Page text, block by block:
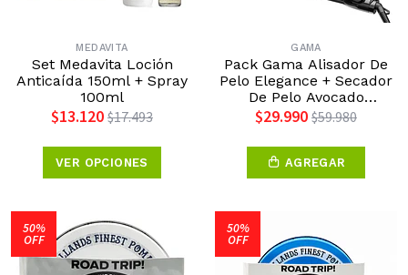
MEDAVITA
Set Medavita Loción
Anticaída 150ml + Spray
100ml
$13.120 $17.493
VER OPCIONES
GAMA
Pack Gama Alisador De
Pelo Elegance + Secador
De Pelo Avocado
Macadamia
$29.990 $59.980
AGREGAR
50%
OFF
50%
OFF